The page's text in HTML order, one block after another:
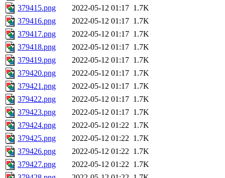
379415.png
2022-05-12 01:17 1.7K
379416.png
2022-05-12 01:17 1.7K
379417.png
2022-05-12 01:17 1.7K
379418.png
2022-05-12 01:17 1.7K
379419.png
2022-05-12 01:17 1.7K
379420.png
2022-05-12 01:17 1.7K
379421.png
2022-05-12 01:17 1.7K
379422.png
2022-05-12 01:17 1.7K
379423.png
2022-05-12 01:17 1.7K
379424.png
2022-05-12 01:22 1.7K
379425.png
2022-05-12 01:22 1.7K
379426.png
2022-05-12 01:22 1.7K
379427.png
2022-05-12 01:22 1.7K